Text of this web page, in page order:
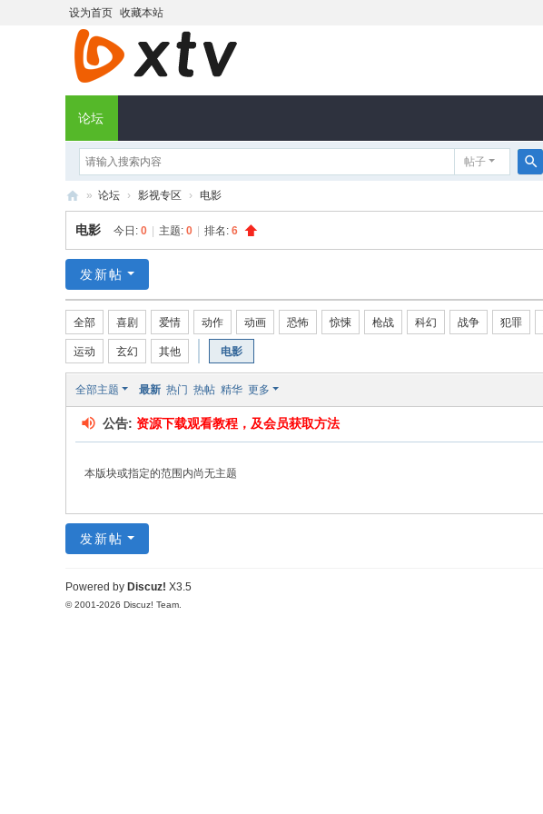
设为首页 收藏本站
论坛
帖子
索
T
社
区
» 论坛 › 影视专区 › 电影
电影 今日: 0 主题: 0 排名: 6
发新帖
全部 喜剧 爱情 动作 动画 恐怖 惊悚 枪战 科幻 战争 犯罪
运动 玄幻 其他 电影
全部主题 最新 热门 热帖 精华 更多
公告: 资源下载观看教程，及会员获取方法
本版块或指定的范围内尚无主题
发新帖
Powered by Discuz! X3.5
© 2001-2026 Discuz! Team